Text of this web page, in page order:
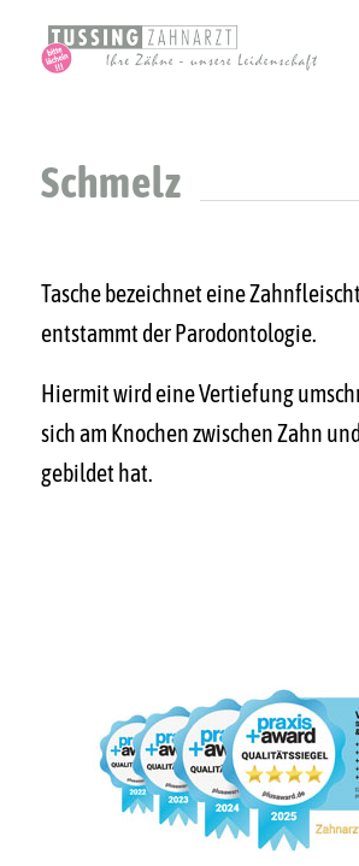
Schmelz
Tasche bezeichnet eine
entstammt der Parodontologie.
Hiermit wird eine Vertiefung
sich am Knochen zwischen Zahn
gebildet hat.